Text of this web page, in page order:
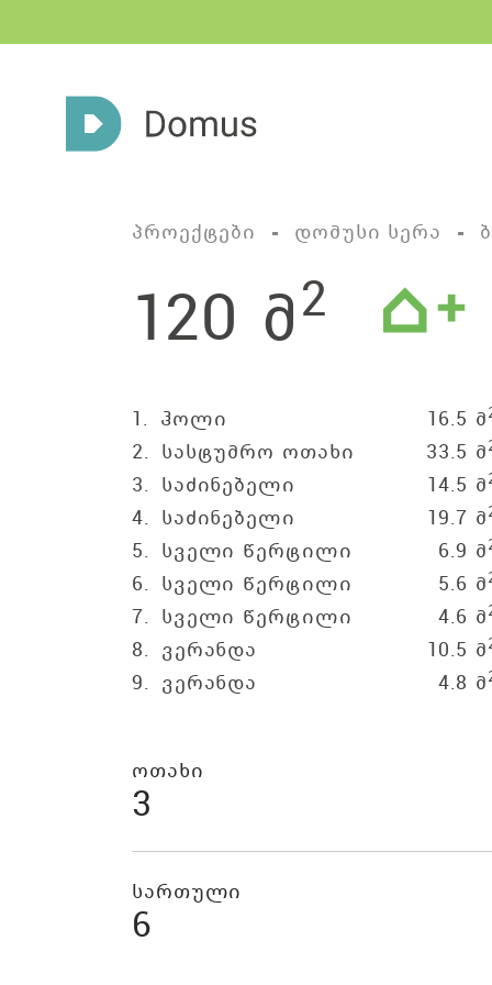
პროექტები დომუსი სერა
120 მ2
1. ჰოლი 16.5 მ
2. სასტუმრო ოთახი და 33.5 მ
3. საძინებელი 14.5 მ
4. საძინებელი 19.7 მ
5. სველი წერტილი 6.9 მ
6. სველი წერტილი 5.6 მ
7. სველი წერტილი 4.6 მ
8. ვერანდა 10.5 მ
9. ვერანდა 4.8 მ
ოთახი
3
სართული
6